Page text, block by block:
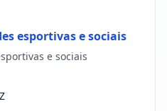
esportivas e sociais
e sociais